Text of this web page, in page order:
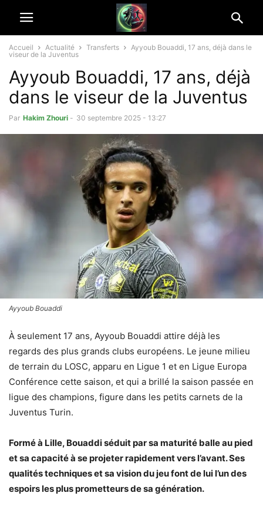
Accueil Actualité Transferts
Ayyoub Bouaddi, 17 ans, déjà dans le
viseur de la Juventus
Ayyoub Bouaddi, 17 ans, déjà
dans le viseur de la Juventus
Par Hakim Zhouri - 30 septembre 2025 - 13:27
Ayyoub Bouaddi
À seulement 17 ans, Ayyoub Bouaddi attire déjà les
regards des plus grands clubs européens. Le jeune milieu
de terrain du LOSC, apparu en Ligue 1 et en Ligue Europa
Conférence cette saison, et qui a brillé la saison passée en
ligue des champions, figure dans les petits carnets de la
Juventus Turin.
Formé à Lille, Bouaddi séduit par sa maturité balle au pied
et sa capacité à se projeter rapidement vers l’avant. Ses
qualités techniques et sa vision du jeu font de lui l’un des
espoirs les plus prometteurs de sa génération.